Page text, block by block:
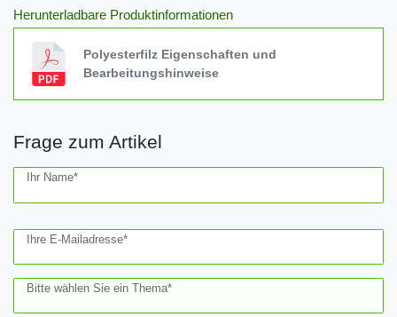
Herunterladbare Produktinformationen
Polyesterfilz Eigenschaften und
Bearbeitungshinweise
Frage zum Artikel
Ihr Name*
Ihre E-Mailadresse*
Bitte wählen Sie ein Thema*
Ceres::Template.mailFormHoneypotLabel